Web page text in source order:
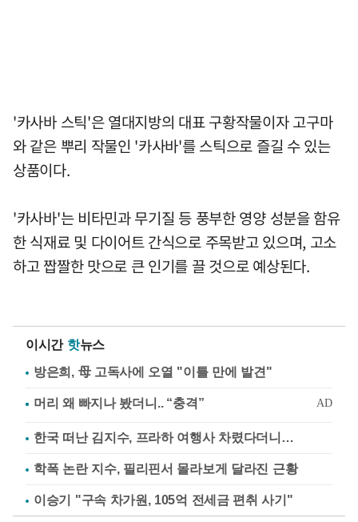
'카사바 스틱'은 열대지방의 대표 구황작물이자 고구마
와 같은 뿌리 작물인 '카사바'를 스틱으로 즐길 수 있는
상품이다.
'카사바'는 비타민과 무기질 등 풍부한 영양 성분을 함유
한 식재료 및 다이어트 간식으로 주목받고 있으며, 고소
하고 짭짤한 맛으로 큰 인기를 끌 것으로 예상된다.
이시간 핫뉴스
방은희, 母 고독사에 오열 "이틀 만에 발견"
한국 떠난 김지수, 프라하 여행사 차렸다더니…
학폭 논란 지수, 필리핀서 몰라보게 달라진 근황
이승기 "구속 차가원, 105억 전세금 편취 사기"